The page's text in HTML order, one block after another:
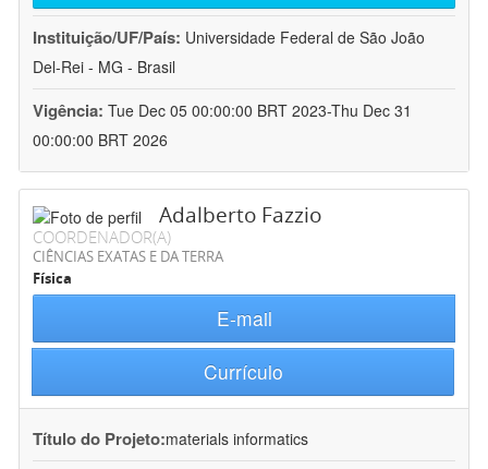
Instituição/UF/País: Universidade Federal de São João
Del-Rei - MG - Brasil
Vigência: Tue Dec 05 00:00:00 BRT 2023-Thu Dec 31
00:00:00 BRT 2026
Adalberto Fazzio
COORDENADOR(A)
CIÊNCIAS EXATAS E DA TERRA
Física
E-mail
Currículo
Título do Projeto:materials informatics